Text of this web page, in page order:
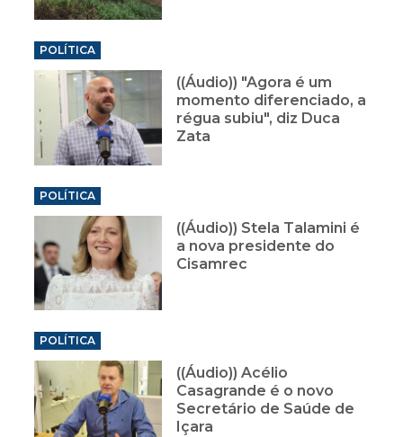
POLÍTICA
((Áudio)) "Agora é um
momento diferenciado, a
régua subiu", diz Duca
Zata
POLÍTICA
((Áudio)) Stela Talamini é
a nova presidente do
Cisamrec
POLÍTICA
((Áudio)) Acélio
Casagrande é o novo
Secretário de Saúde de
Içara